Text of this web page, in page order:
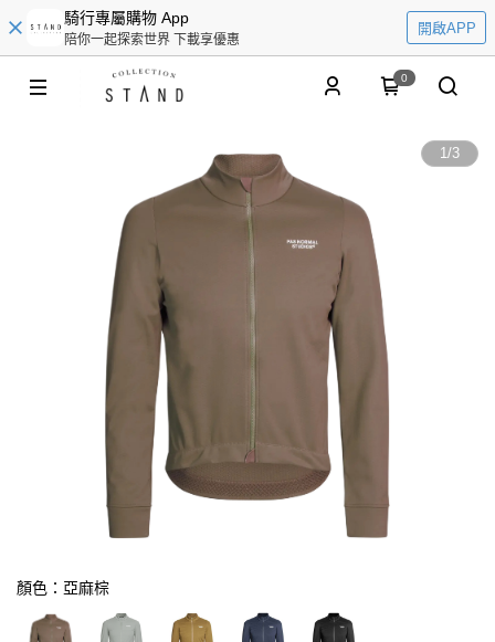
騎行專屬購物 App
陪你一起探索世界 下載享優惠
開啟APP
0
1/3
顏色：亞麻棕